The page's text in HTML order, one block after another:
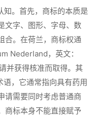
。首先，商标的本质是
文字、图形、字母、数
合。在荷兰，商标权通
Nederland，英文：
并获得核准而取得。其
语，它通常指向具有药用
请需要同时考虑普通商
商标本身不能直接赋予